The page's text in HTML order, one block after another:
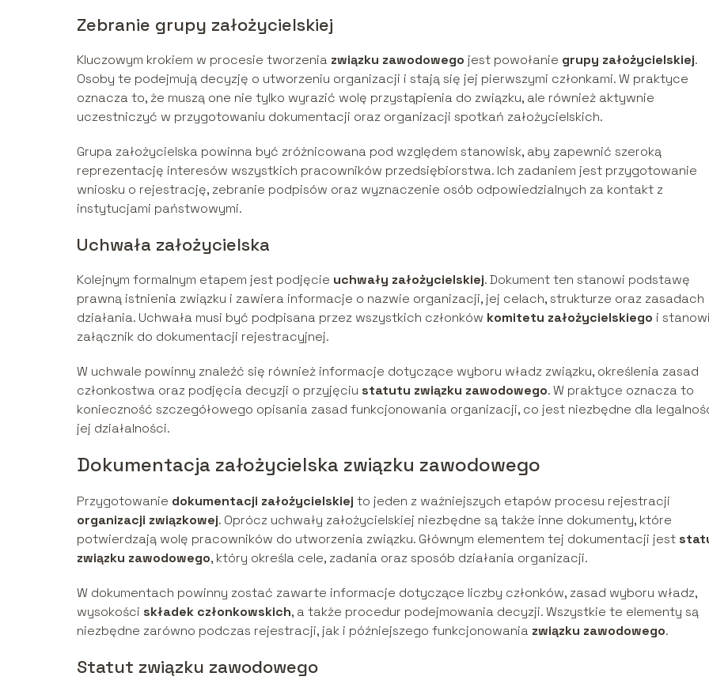
Zebranie grupy założycielskiej
Kluczowym krokiem w procesie tworzenia związku zawodowego jest powołanie grupy założycielskiej.
Osoby te podejmują decyzję o utworzeniu organizacji i stają się jej pierwszymi członkami. W praktyce
oznacza to, że muszą one nie tylko wyrazić wolę przystąpienia do związku, ale również aktywnie
uczestniczyć w przygotowaniu dokumentacji oraz organizacji spotkań założycielskich.
Grupa założycielska powinna być zróżnicowana pod względem stanowisk, aby zapewnić szeroką
reprezentację interesów wszystkich pracowników przedsiębiorstwa. Ich zadaniem jest przygotowanie
wniosku o rejestrację, zebranie podpisów oraz wyznaczenie osób odpowiedzialnych za kontakt z
instytucjami państwowymi.
Uchwała założycielska
Kolejnym formalnym etapem jest podjęcie uchwały założycielskiej. Dokument ten stanowi podstawę
prawną istnienia związku i zawiera informacje o nazwie organizacji, jej celach, strukturze oraz zasadach
działania. Uchwała musi być podpisana przez wszystkich członków komitetu założycielskiego i stanowi
załącznik do dokumentacji rejestracyjnej.
W uchwale powinny znaleźć się również informacje dotyczące wyboru władz związku, określenia zasad
członkostwa oraz podjęcia decyzji o przyjęciu statutu związku zawodowego. W praktyce oznacza to
konieczność szczegółowego opisania zasad funkcjonowania organizacji, co jest niezbędne dla
jej działalności.
Dokumentacja założycielska związku zawodowego
Przygotowanie dokumentacji założycielskiej to jeden z ważniejszych etapów procesu rejestracji
organizacji związkowej. Oprócz uchwały założycielskiej niezbędne są także inne dokumenty, które
potwierdzają wolę pracowników do utworzenia związku. Głównym elementem tej dokumentacji jest
związku zawodowego, który określa cele, zadania oraz sposób działania organizacji.
W dokumentach powinny zostać zawarte informacje dotyczące liczby członków, zasad wyboru władz,
wysokości składek członkowskich, a także procedur podejmowania decyzji. Wszystkie te elementy są
niezbędne zarówno podczas rejestracji, jak i późniejszego funkcjonowania związku zawodowego.
Statut związku zawodowego